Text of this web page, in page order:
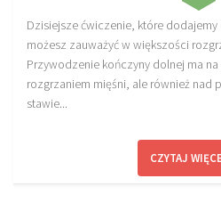
Dzisiejsze ćwiczenie, które
możesz zauważyć w większości
Przywodzenie kończyny dolnej ma
rozgrzaniem mięśni, ale również nad
stawie...
CZYTAJ